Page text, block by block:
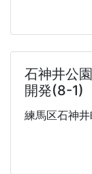
石神井公
開発(8-1)
練馬区石神